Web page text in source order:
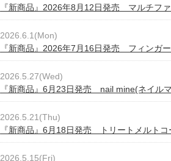
『新商品』2026年8月12日発売 マルチフ
2026.6.1(Mon)
『新商品』2026年7月16日発売 フィンガ
2026.5.27(Wed)
『新商品』6月23日発売 nail mine(ネイル
2026.5.21(Thu)
『新商品』6月18日発売 トリートメルトコ
2026.5.15(Fri)